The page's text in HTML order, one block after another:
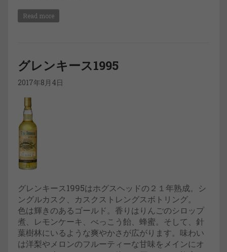
Read more
グレンキース1995
2017年8月4日
グレンキース1995はホグスヘッドの２１年熟成。シ
ングルカスク、カスクストレングスボトリング。
色は輝きのあるゴールド。香りはりんごのシロップ
煮、レモンケーキ、べっこう飴、蜂蜜。そして、針
葉樹林にいるような爽やかさが広がります。味わい
は洋梨やメロンのフルーティーな甘味をメインにオ